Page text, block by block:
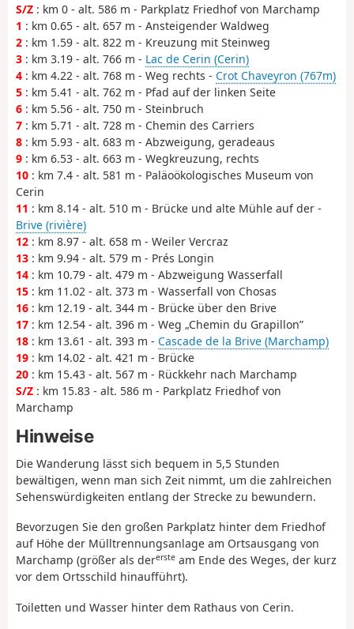
S/Z : km 0 - alt. 586 m - Parkplatz Friedhof von Marchamp
1 : km 0.65 - alt. 657 m - Ansteigender Waldweg
2 : km 1.59 - alt. 822 m - Kreuzung mit Steinweg
3 : km 3.19 - alt. 766 m - Lac de Cerin (Cerin)
4 : km 4.22 - alt. 768 m - Weg rechts - Crot Chaveyron (767m)
5 : km 5.41 - alt. 762 m - Pfad auf der linken Seite
6 : km 5.56 - alt. 750 m - Steinbruch
7 : km 5.71 - alt. 728 m - Chemin des Carriers
8 : km 5.93 - alt. 683 m - Abzweigung, geradeaus
9 : km 6.53 - alt. 663 m - Wegkreuzung, rechts
10 : km 7.4 - alt. 581 m - Paläoökologisches Museum von
Cerin
11 : km 8.14 - alt. 510 m - Brücke und alte Mühle auf der -
Brive (rivière)
12 : km 8.97 - alt. 658 m - Weiler Vercraz
13 : km 9.94 - alt. 579 m - Prés Longin
14 : km 10.79 - alt. 479 m - Abzweigung Wasserfall
15 : km 11.02 - alt. 373 m - Wasserfall von Chosas
16 : km 12.19 - alt. 344 m - Brücke über den Brive
17 : km 12.54 - alt. 396 m - Weg „Chemin du Grapillon”
18 : km 13.61 - alt. 393 m - Cascade de la Brive (Marchamp)
19 : km 14.02 - alt. 421 m - Brücke
20 : km 15.43 - alt. 567 m - Rückkehr nach Marchamp
S/Z : km 15.83 - alt. 586 m - Parkplatz Friedhof von
Marchamp
Hinweise
Die Wanderung lässt sich bequem in 5,5 Stunden
bewältigen, wenn man sich Zeit nimmt, um die zahlreichen
Sehenswürdigkeiten entlang der Strecke zu bewundern.
Bevorzugen Sie den großen Parkplatz hinter dem Friedhof
auf Höhe der Mülltrennungsanlage am Ortsausgang von
Marchamp (größer als dererste am Ende des Weges, der kurz
vor dem Ortsschild hinaufführt).
Toiletten und Wasser hinter dem Rathaus von Cerin.